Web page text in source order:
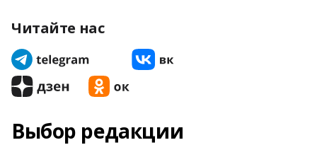
Читайте нас
Выбор редакции